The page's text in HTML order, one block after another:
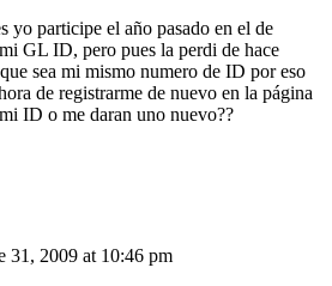
yo participe el año pasado en el de
GL ID, pero pues la perdi de hace
sea mi mismo numero de ID por eso
de registrarme de nuevo en la página
ID o me daran uno nuevo??
31, 2009 at 10:46 pm